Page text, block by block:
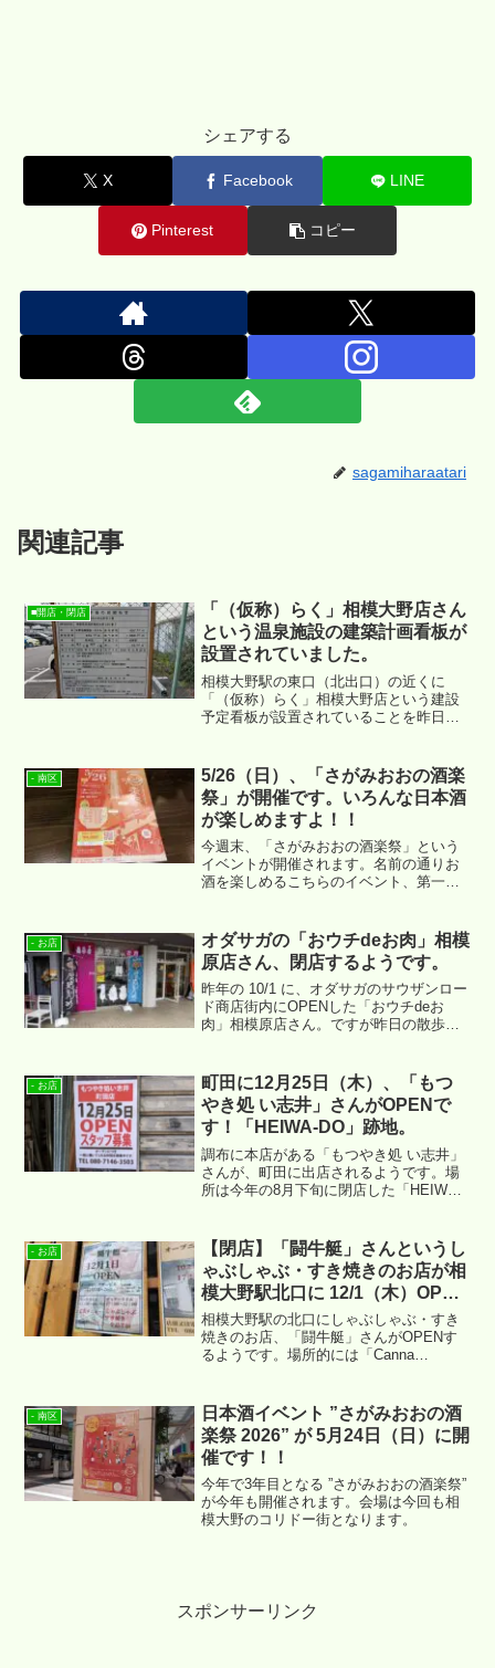
シェアする
X Facebook LINE
Pinterest コピー
sagamiharaatari
関連記事
■開店・閉店
「（仮称）らく」相模大野店さん
という温泉施設の建築計画看板が
設置されていました。
相模大野駅の東口（北出口）の近くに
「（仮称）らく」相模大野店という建設
予定看板が設置されていることを昨日確
- 南区
5/26（日）、「さがみおおの酒楽
祭」が開催です。いろんな日本酒
が楽しめますよ！！
今週末、「さがみおおの酒楽祭」という
イベントが開催されます。名前の通りお
酒を楽しめるこちらのイベント、第一回
- お店
オダサガの「おウチdeお肉」相模
原店さん、閉店するようです。
昨年の 10/1 に、オダサガのサウザンロー
ド商店街内にOPENした「おウチdeお
肉」相模原店さん。ですが昨日の散歩の
- お店
町田に12月25日（木）、「もつ
やき処 い志井」さんがOPENで
す！「HEIWA-DO」跡地。
調布に本店がある「もつやき処 い志井」
さんが、町田に出店されるようです。場
所は今年の8月下旬に閉店した「HEIWA-
- お店
【閉店】「闘牛艇」さんというし
ゃぶしゃぶ・すき焼きのお店が相
模大野駅北口に 12/1（木）OPEN
予定。
相模大野駅の北口にしゃぶしゃぶ・すき
焼きのお店、「闘牛艇」さんがOPENす
るようです。場所的には「Canna
- 南区
日本酒イベント ”さがみおおの酒
楽祭 2026” が 5月24日（日）に開
催です！！
今年で3年目となる ”さがみおおの酒楽祭”
が今年も開催されます。会場は今回も相
模大野のコリドー街となります。
スポンサーリンク